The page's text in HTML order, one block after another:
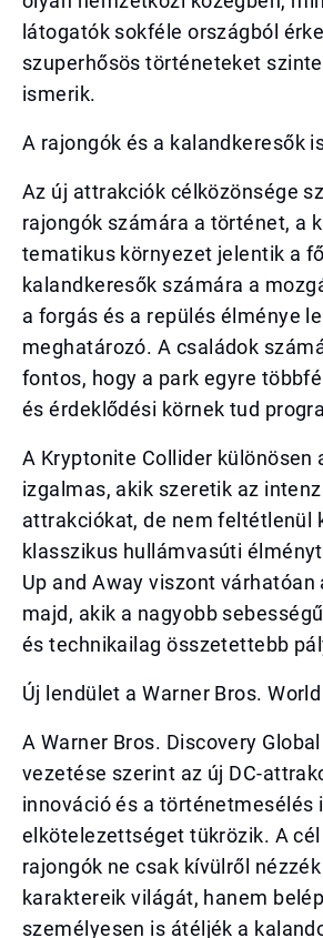
látogatók sokféle országból
szuperhősös történeteket
ismerik.
A rajongók és a kalandkeresők
Az új attrakciók célközönsége
rajongók számára a történet, a
tematikus környezet jelentik a
kalandkeresők számára a
a forgás és a repülés élménye
meghatározó. A családok
fontos, hogy a park egyre
és érdeklődési körnek tud
A Kryptonite Collider különösen
izgalmas, akik szeretik az
attrakciókat, de nem feltétlenül
klasszikus hullámvasúti
Up and Away viszont várhatóan
majd, akik a nagyobb
és technikailag összetettebb
Új lendület a Warner Bros.
A Warner Bros. Discovery
vezetése szerint az új DC-
innováció és a történetmesélés
elkötelezettséget tükrözik. A cél
rajongók ne csak kívülről
karaktereik világát, hanem
személyesen is átéljék a